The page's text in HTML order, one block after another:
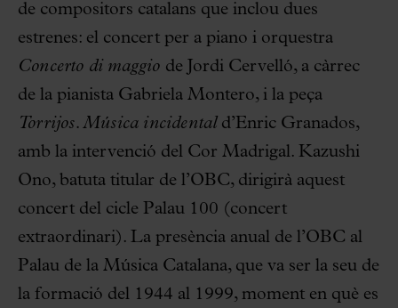
de compositors catalans que inclou dues
estrenes: el concert per a piano i orquestra
Concerto di maggio de Jordi Cervelló, a càrrec
de la pianista Gabriela Montero, i la peça
Torrijos. Música incidentald’Enric Granados,
amb la intervenció del Cor Madrigal. Kazushi
Ono, batuta titular de l’OBC, dirigirà aquest
concert del cicle Palau 100 (concert
extraordinari). La presència anual de l’OBC al
Palau de la Música Catalana, que va ser la seu de
la formació del 1944 al 1999, moment en què es